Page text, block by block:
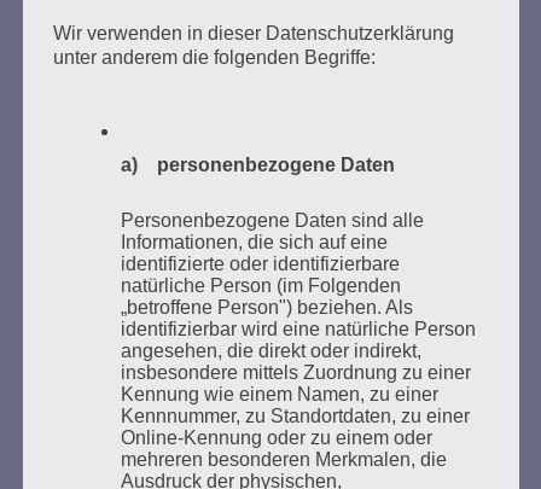
Zum 26. Mal gibt es eine Marathonlesung anlässlich
des Gedenkens an die Verbrennung von Büchern am
Studentenorganisationen und Burschenschaftler
Bücher verbrannten.
Weitere Informationen:lesezeichen-setzen.de
GEDENKEN UND ERINNERN BEGINNT IN
UNSERER NACHBARSCHAFT
Wir verwenden in dieser Datenschutzerklärung
unter anderem die folgenden Begriffe:
a) personenbezogene Daten
Personenbezogene Daten sind alle
Informationen, die sich auf eine
identifizierte oder identifizierbare
natürliche Person (im Folgenden
„betroffene Person") beziehen. Als
identifizierbar wird eine natürliche Person
angesehen, die direkt oder indirekt,
insbesondere mittels Zuordnung zu einer
Kennung wie einem Namen, zu einer
Kennnummer, zu Standortdaten, zu einer
Online-Kennung oder zu einem oder
mehreren besonderen Merkmalen, die
Ausdruck der physischen,